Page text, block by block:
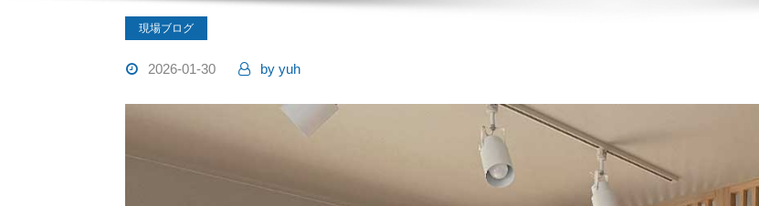
現場ブログ
2026-01-30 by yuh